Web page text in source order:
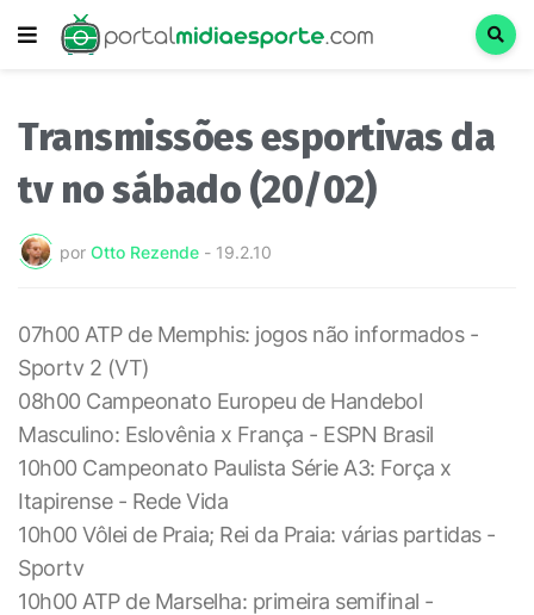
Transmissões esportivas da
tv no sábado (20/02)
por Otto Rezende - 19.2.10
07h00 ATP de Memphis: jogos não informados -
Sportv 2 (VT)
08h00 Campeonato Europeu de Handebol
Masculino: Eslovênia x França - ESPN Brasil
10h00 Campeonato Paulista Série A3: Força x
Itapirense - Rede Vida
10h00 Vôlei de Praia; Rei da Praia: várias partidas -
Sportv
10h00 ATP de Marselha: primeira semifinal -